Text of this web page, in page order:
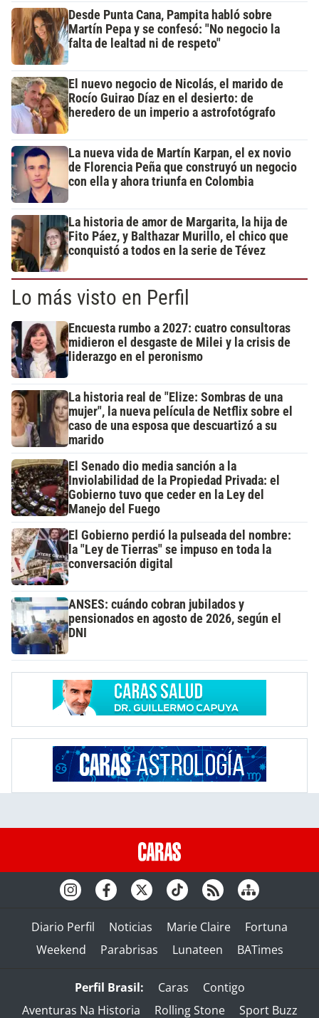
Desde Punta Cana, Pampita habló sobre
Martín Pepa y se confesó: "No negocio la
falta de lealtad ni de respeto"
El nuevo negocio de Nicolás, el marido de
Rocío Guirao Díaz en el desierto: de
heredero de un imperio a astrofotógrafo
La nueva vida de Martín Karpan, el ex novio
de Florencia Peña que construyó un negocio
con ella y ahora triunfa en Colombia
La historia de amor de Margarita, la hija de
Fito Páez, y Balthazar Murillo, el chico que
conquistó a todos en la serie de Tévez
Lo más visto en Perfil
Encuesta rumbo a 2027: cuatro consultoras
midieron el desgaste de Milei y la crisis de
liderazgo en el peronismo
La historia real de "Elize: Sombras de una
mujer", la nueva película de Netflix sobre el
caso de una esposa que descuartizó a su
marido
El Senado dio media sanción a la
Inviolabilidad de la Propiedad Privada: el
Gobierno tuvo que ceder en la Ley del
Manejo del Fuego
El Gobierno perdió la pulseada del nombre:
la "Ley de Tierras" se impuso en toda la
conversación digital
ANSES: cuándo cobran jubilados y
pensionados en agosto de 2026, según el
DNI
Diario Perfil Noticias Marie Claire
Fortuna
Weekend
Parabrisas Lunateen BATimes
Perfil Brasil: Caras
Contigo
Aventuras Na Historia
Rolling Stone Sport Buzz